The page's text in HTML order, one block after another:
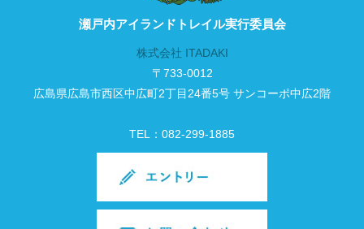
瀬戸内アイランドトレイル実行委員会
株式会社 ITADAKI
〒733-0012
広島県広島市西区中広町2丁目24番5号 サンコーポ中広2階
TEL：082-299-1885